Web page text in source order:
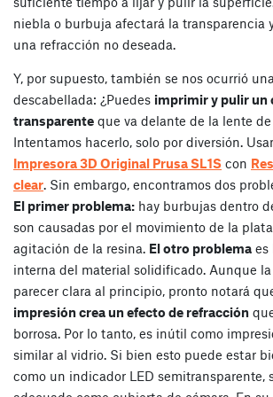
niebla o burbuja afectará la transparencia
una refracción no deseada.
Y, por supuesto, también se nos ocurrió
descabellada: ¿Puedes imprimir y pulir
transparente que va delante de la lente
Intentamos hacerlo, solo por diversión.
Impresora 3D Original Prusa SL1S con
clear. Sin embargo, encontramos dos
El primer problema: hay burbujas dentro
son causadas por el movimiento de la
agitación de la resina. El otro problema es
interna del material solidificado. Aunque
parecer clara al principio, pronto notará
impresión crea un efecto de refracción
borrosa. Por lo tanto, es inútil como
similar al vidrio. Si bien esto puede estar
como un indicador LED semitransparente,